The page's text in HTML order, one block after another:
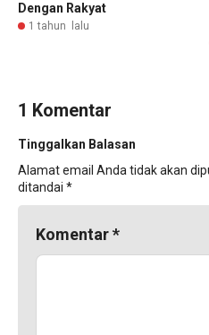
Dengan Rakyat
1 tahun lalu
1 Komentar
Tinggalkan Balasan
Alamat email Anda tidak akan
ditandai *
Komentar*